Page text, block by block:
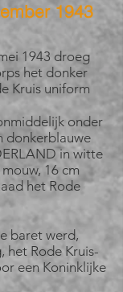
1943
1943 droeg
het donker
Kruis uniform
onder
donkerblauwe
in witte
16 cm
het Rode
baret werd,
het Rode Kruis-
een Koninklijke